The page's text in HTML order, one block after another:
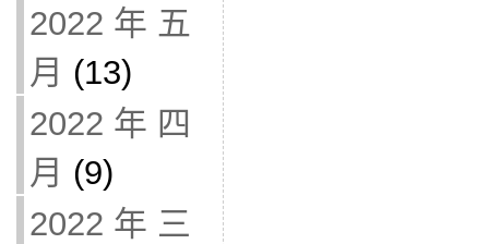
2022 年 五
月 (13)
2022 年 四
月 (9)
2022 年 三